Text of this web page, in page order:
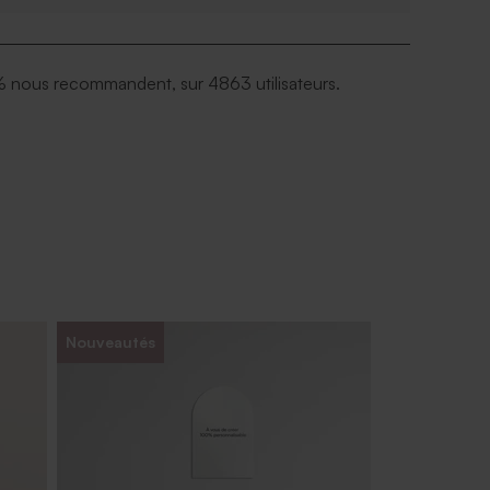
nous recommandent, sur 4863 utilisateurs.
Nouveautés